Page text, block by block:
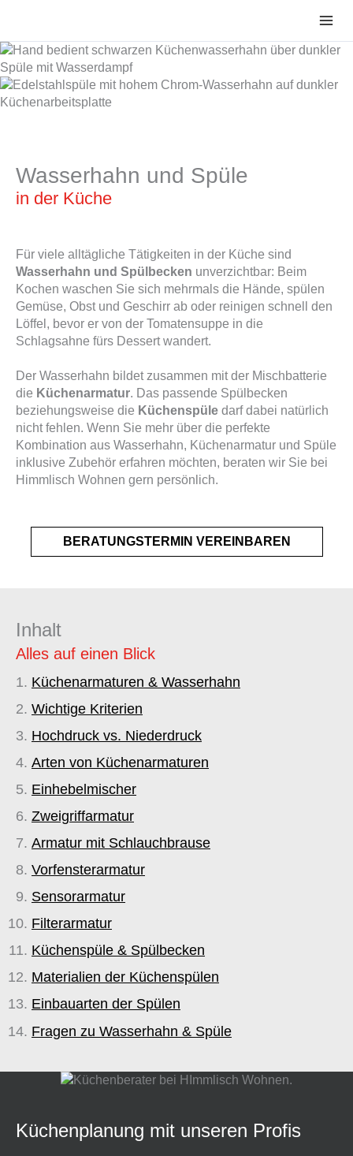
springen
Wasserhahn und Spüle
in der Küche
Für viele alltägliche Tätigkeiten in der Küche sind
Wasserhahn und Spülbecken unverzichtbar: Beim
Kochen waschen Sie sich mehrmals die Hände, spülen
Gemüse, Obst und Geschirr ab oder reinigen schnell den
Löffel, bevor er von der Tomatensuppe in die
Schlagsahne fürs Dessert wandert.
Der Wasserhahn bildet zusammen mit der Mischbatterie
die Küchenarmatur. Das passende Spülbecken
beziehungsweise die Küchenspüle darf dabei natürlich
nicht fehlen. Wenn Sie mehr über die perfekte
Kombination aus Wasserhahn, Küchenarmatur und Spüle
inklusive Zubehör erfahren möchten, beraten wir Sie bei
Himmlisch Wohnen gern persönlich.
BERATUNGSTERMIN VEREINBAREN
Inhalt
Alles auf einen Blick
Küchenarmaturen & Wasserhahn
Wichtige Kriterien
Hochdruck vs. Niederdruck
Arten von Küchenarmaturen
Einhebelmischer
Zweigriffarmatur
Armatur mit Schlauchbrause
Vorfensterarmatur
Sensorarmatur
Filterarmatur
Küchenspüle & Spülbecken
Materialien der Küchenspülen
Einbauarten der Spülen
Fragen zu Wasserhahn & Spüle
Küchenplanung mit unseren Profis